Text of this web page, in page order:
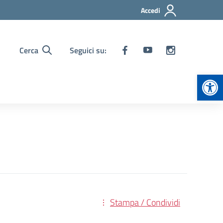
Accedi
Cerca Seguici su:
Stampa / Condividi